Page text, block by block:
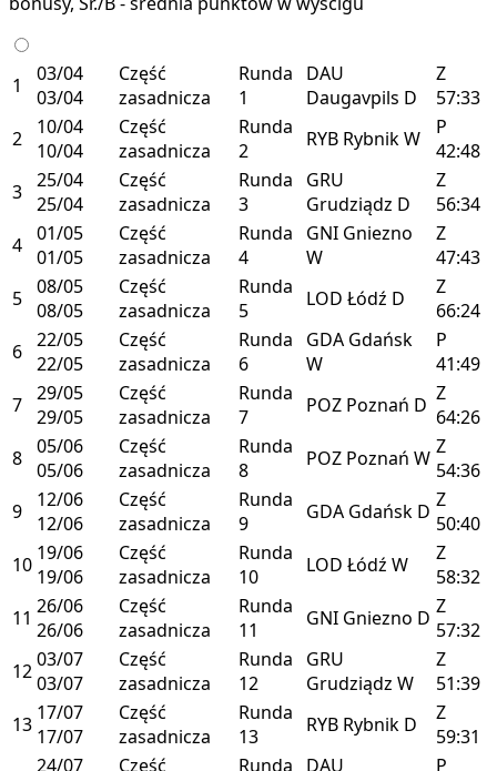
1
03/04
03/04
Część
zasadnicza
Runda
1
DAU
Daugavpils D
Z
57:33
2
10/04
10/04
Część
zasadnicza
Runda
2
RYB RybnikW
P
42:48
3 25/04
25/04
Część
zasadnicza
Runda
3
GRU
Grudziądz D
Z
56:34
4 01/05
01/05
Część
zasadnicza
Runda
4
GNI Gniezno
W
Z
47:43
5 08/05
08/05
Część
zasadnicza
Runda
5
LOD Łódź D
Z
66:24
6 22/05
22/05
Część
zasadnicza
Runda
6
GDA Gdańsk
W
P
41:49
7 29/05
29/05
Część
zasadnicza
Runda
7
POZ Poznań D Z
64:26
8 05/06
05/06
Część
zasadnicza
Runda
8
POZ Poznań W Z
54:36
9
12/06
12/06
Część
zasadnicza
Runda
9
GDA Gdańsk D Z
50:40
10 19/06
19/06
Część
zasadnicza
Runda
10
LOD Łódź W
Z
58:32
11 26/06
26/06
Część
zasadnicza
Runda
11
GNI Gniezno D Z
57:32
1203/07
03/07
Część
zasadnicza
Runda
12
GRU
Grudziądz W
Z
51:39
13 17/07
17/07
Część
zasadnicza
Runda
13
RYB Rybnik D
Z
59:31
24/07 Część Runda DAU P